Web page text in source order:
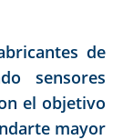
de
sensores
el objetivo
mayor